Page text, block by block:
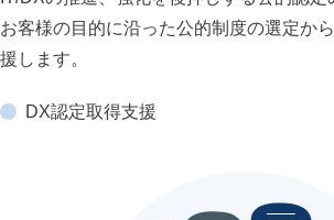
お客様の目的に沿った公的制度の選定か
援します。
DX認定取得支援